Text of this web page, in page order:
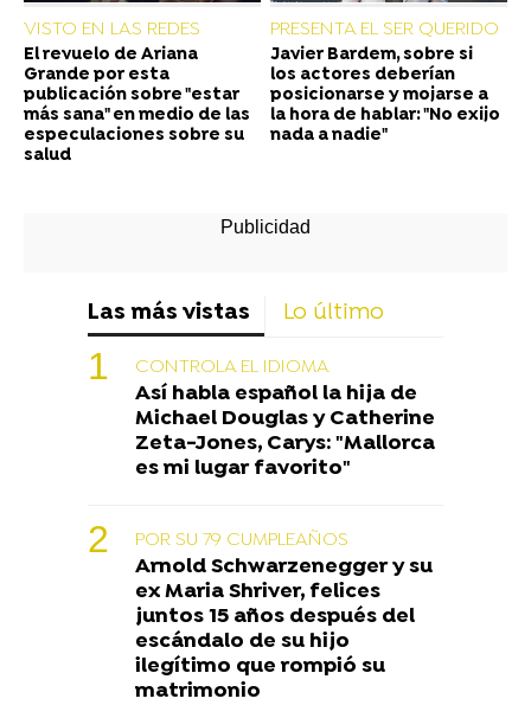
VISTO EN LAS REDES
El revuelo de Ariana
Grande por esta
publicación sobre "estar
más sana" en medio de las
especulaciones sobre su
salud
PRESENTA EL SER QUERIDO
Javier Bardem, sobre si
los actores deberían
posicionarse y mojarse a
la hora de hablar: "No exijo
nada a nadie"
Las más vistas Lo último
CONTROLA EL IDIOMA
Así habla español la hija de
Michael Douglas y Catherine
Zeta-Jones, Carys: "Mallorca
es mi lugar favorito"
POR SU 79 CUMPLEAÑOS
Arnold Schwarzenegger y su
ex Maria Shriver, felices
juntos 15 años después del
escándalo de su hijo
ilegítimo que rompió su
matrimonio